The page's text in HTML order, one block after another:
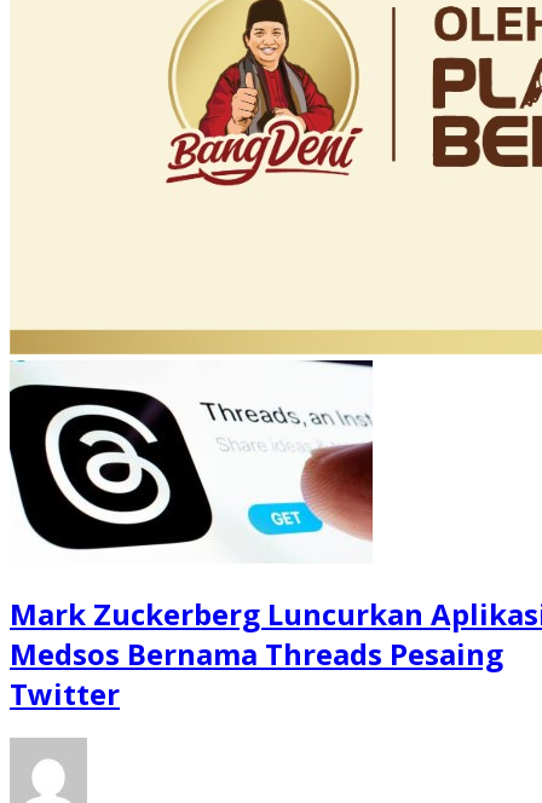
Mark Zuckerberg Luncurkan
Medsos Bernama Threads Pesaing
Twitter